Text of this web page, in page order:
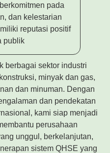
pada
dan kelestarian
reputasi positif
publik
berbagai sektor industri
minyak dan gas,
dan minuman. Dengan
dan pendekatan
kami siap menjadi
perusahaan
unggul, berkelanjutan,
sistem QHSE yang